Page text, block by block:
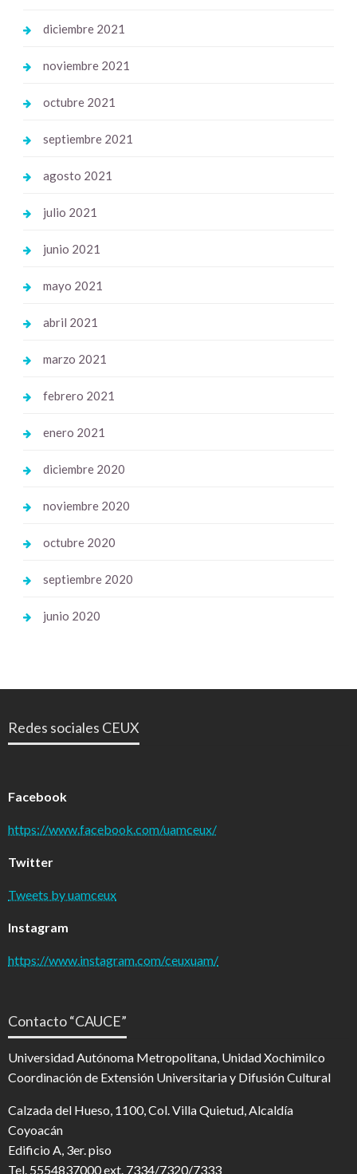
diciembre 2021
noviembre 2021
octubre 2021
septiembre 2021
agosto 2021
julio 2021
junio 2021
mayo 2021
abril 2021
marzo 2021
febrero 2021
enero 2021
diciembre 2020
noviembre 2020
octubre 2020
septiembre 2020
junio 2020
Redes sociales CEUX
Facebook
https://www.facebook.com/uamceux/
Twitter
Tweets by uamceux
Instagram
https://www.instagram.com/ceuxuam/
Contacto “CAUCE”
Universidad Autónoma Metropolitana, Unidad Xochimilco
Coordinación de Extensión Universitaria y Difusión Cultural
Calzada del Hueso, 1100, Col. Villa Quietud, Alcaldía
Coyoacán
Edificio A, 3er. piso
Tel. 5554837000 ext. 7334/7320/7333